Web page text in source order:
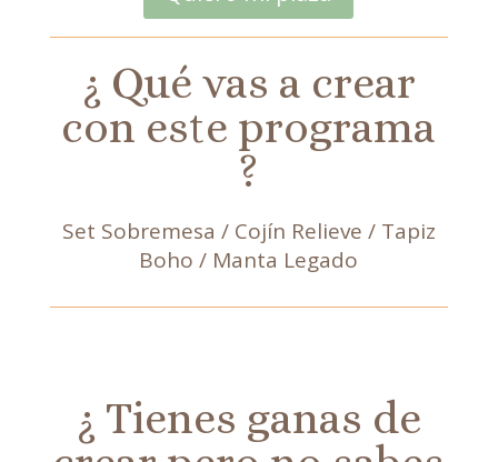
¿ Qué vas a crear
con este programa
?
Set Sobremesa / Cojín Relieve / Tapiz
Boho / Manta Legado
¿ Tienes ganas de